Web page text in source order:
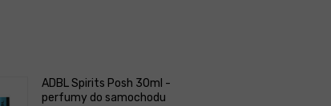
ADBL Spirits Posh 30ml -
perfumy do samochodu